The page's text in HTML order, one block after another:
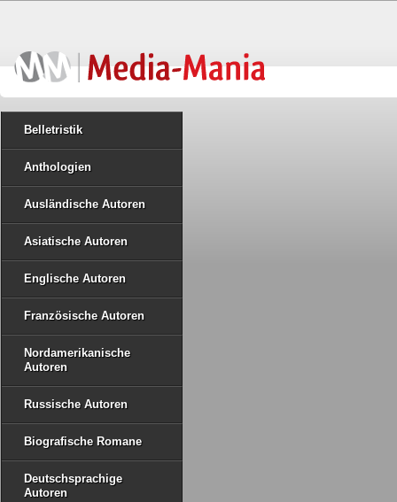
Belletristik
Anthologien
Ausländische Autoren
Asiatische Autoren
Englische Autoren
Französische Autoren
Nordamerikanische
Autoren
Russische Autoren
Biografische Romane
Deutschsprachige
Autoren